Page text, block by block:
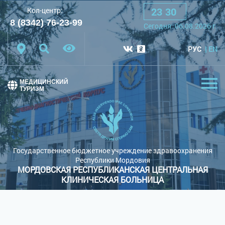
Шрифт: A A A
Цветовая схема: Черная схема
Обычный сайт
Кол-центр:
8 (8342) 76-23-99
23 30
Cегодня:06.08.2026г.
РУС EN
Государственное бюджетное учреждение здравоохранения
Республики Мордовия
МОРДОВСКАЯ РЕСПУБЛИКАНСКАЯ ЦЕНТРАЛЬНАЯ
КЛИНИЧЕСКАЯ БОЛЬНИЦА
МЕДИЦИНСКИЙ
ТУРИЗМ